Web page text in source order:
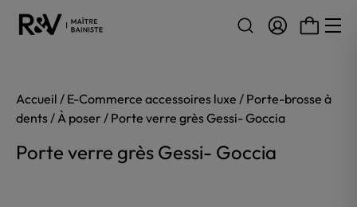
Accueil / E-Commerce accessoires luxe / Porte-brosse à
dents/À poser / Porte verre grès Gessi- Goccia
Porte verre grès Gessi- Goccia